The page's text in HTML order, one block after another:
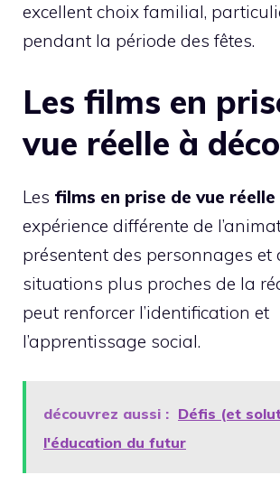
excellent choix familial,
pendant la période des fêtes.
Les films en
vue réelle à
Les films en prise de vue réelle
expérience différente de
présentent des personnages et
situations plus proches de la
peut renforcer l’identification et
l’apprentissage social.
découvrez aussi : Défis (et
l'éducation du futur